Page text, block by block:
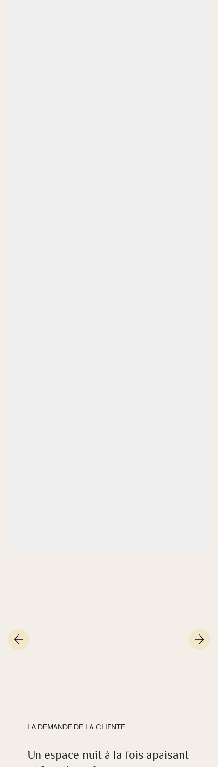
LA DEMANDE DE LA CLIENTE
Un espace nuit à la fois apaisant